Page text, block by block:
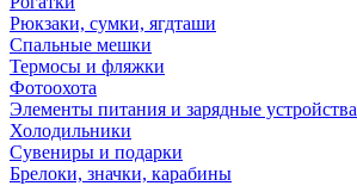
Рюкзаки, сумки, ягдташи
Спальные мешки
Термосы и фляжки
Фотоохота
Элементы питания и зарядные устройства
Холодильники
Сувениры и подарки
Брелоки, значки, карабины